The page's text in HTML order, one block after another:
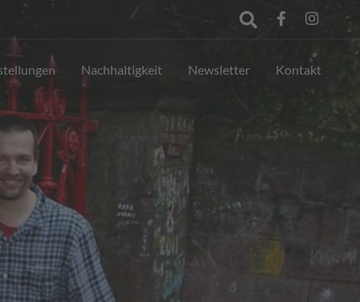
Nachhaltigkeit Newsletter Kontakt